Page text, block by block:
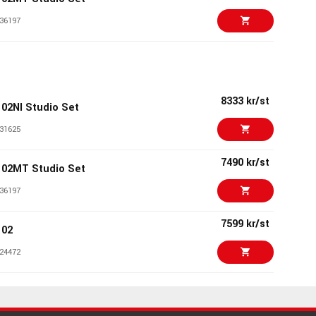
7199 kr/st
10676 kr/set
9999 kr/st
Studio Set
Studio Set 8333 kr/st
Studio Set 7490 kr/st
7599 kr/st